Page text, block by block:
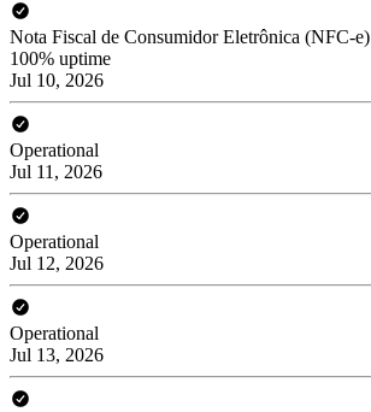
Nota Fiscal de Consumidor Eletrônica (NFC-e)
100% uptime
Jul 10, 2026
Operational
Jul 11, 2026
Operational
Jul 12, 2026
Operational
Jul 13, 2026